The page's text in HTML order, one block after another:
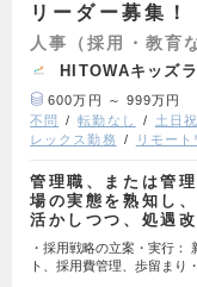
リーダー募集！
人事（採用・教育
HITOWAキッズ
600万円 ～ 999万円
不問
転勤なし 土日
レックス勤務
リモー
管理職、または管
場の実態を熟知し
活かしつつ、処遇
・採用戦略の立案・実行：
ト、採用費管理、歩留まり